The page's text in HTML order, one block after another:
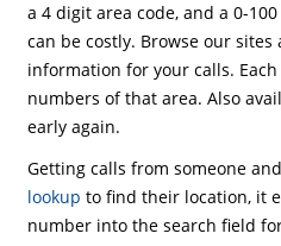
a 4 digit area code, and a 0-
can be costly. Browse our
information for your calls.
numbers of that area. Also
early again.
Getting calls from someone
lookup to find their location, it
number into the search field